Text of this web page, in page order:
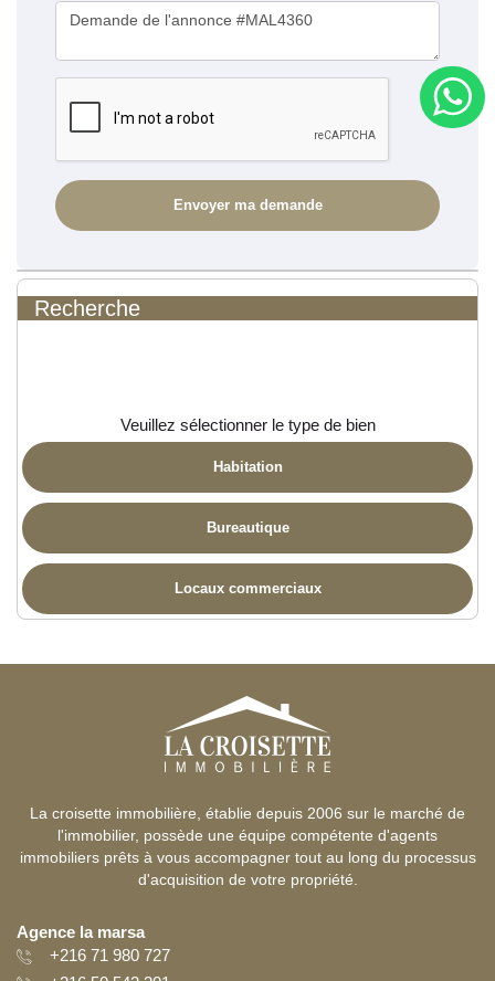
Recherche
Veuillez sélectionner le type de bien
Habitation
Bureautique
Locaux commerciaux
La croisette immobilière, établie depuis 2006 sur le marché de
l'immobilier, possède une équipe compétente d'agents
immobiliers prêts à vous accompagner tout au long du processus
d'acquisition de votre propriété.
Agence la marsa
+216 71 980 727